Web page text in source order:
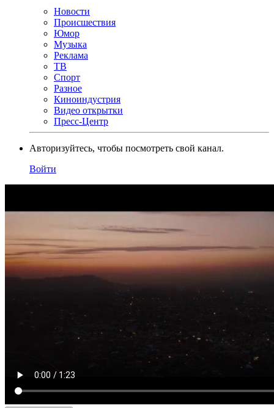
Новости
Происшествия
Юмор
Музыка
Реклама
ТВ
Спорт
Разное
Киноиндустрия
Видео открытки
Пресс-Центр
Авторизуйтесь, чтобы посмотреть свой канал.
Войти